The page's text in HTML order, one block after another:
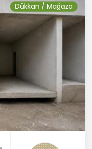
Dükkan / Mağaza